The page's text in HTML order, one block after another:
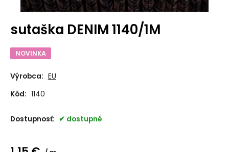
sutaška DENIM 1140/1M
NOVINKA
Výrobca: EU
Kód: 1140
Dostupnosť: dostupné